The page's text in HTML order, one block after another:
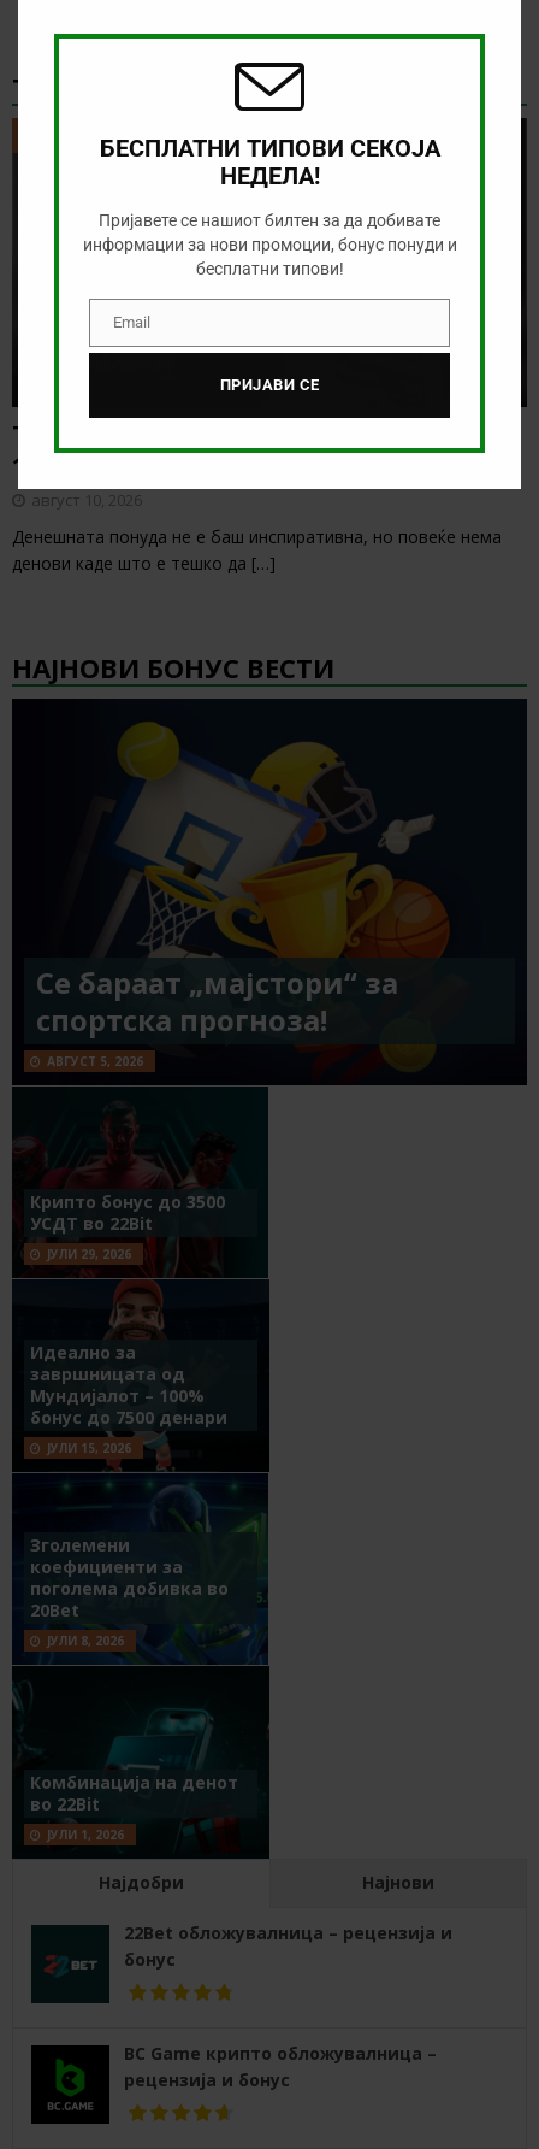
ТИКЕТ НА ДЕНОТ
ТИКЕТ НА ДЕНОТ
Тикет на денот (понеделник,
10.08.2026)
август 10, 2026
Денешната понуда не е баш инспиративна, но повеќе нема
денови каде што е тешко да […]
НАЈНОВИ БОНУС ВЕСТИ
Се бараат „мајстори“ за
спортска прогноза!
АВГУСТ 5, 2026
Крипто бонус до 3500
УСДТ во 22Bit
ЈУЛИ 29, 2026
Идеално за
завршницата од
Мундијалот – 100%
бонус до 7500 денари
ЈУЛИ 15, 2026
Зголемени
коефициенти за
поголема добивка во
20Bet
ЈУЛИ 8, 2026
Комбинација на денот
во 22Bit
ЈУЛИ 1, 2026
Најдобри Најнови
22Bet обложувалница – рецензија и
бонус
BC Game крипто обложувалница –
рецензија и бонус
БЕСПЛАТНИ ТИПОВИ СЕКОЈА
НЕДЕЛА!
Пријавете се нашиот билтен за да добивате
информации за нови промоции, бонус понуди и
бесплатни типови!
EmailEmail
ПРИЈАВИ СЕ